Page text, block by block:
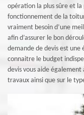
opération la plus sûre et
fonctionnement de la
vraiment besoin d’une
afin d’assurer le bon
demande de devis est une
connaitre le budget
devis vous aide également
travaux ainsi que sur le